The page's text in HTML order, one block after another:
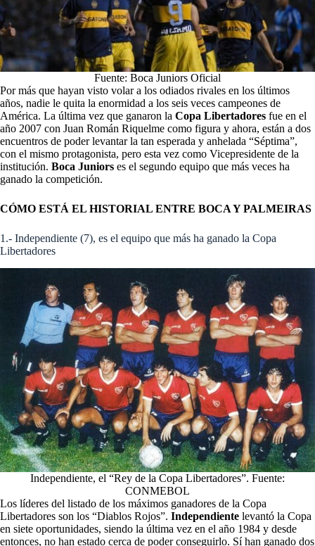
Fuente: Boca Juniors Oficial
Por más que hayan visto volar a los odiados rivales en los últimos
años, nadie le quita la enormidad a los seis veces campeones de
América. La última vez que ganaron la Copa Libertadores fue en el
año 2007 con Juan Román Riquelme como figura y ahora, están a dos
encuentros de poder levantar la tan esperada y anhelada “Séptima”,
con el mismo protagonista, pero esta vez como Vicepresidente de la
institución. Boca Juniors es el segundo equipo que más veces ha
ganado la competición.
CÓMO ESTÁ EL HISTORIAL ENTRE BOCA Y PALMEIRAS
1.- Independiente (7), es el equipo que más ha ganado la Copa
Libertadores
Independiente, el “Rey de la Copa Libertadores”. Fuente:
CONMEBOL
Los líderes del listado de los máximos ganadores de la Copa
Libertadores son los “Diablos Rojos”. Independiente levantó la Copa
en siete oportunidades, siendo la última vez en el año 1984 y desde
entonces, no han estado cerca de poder conseguirlo. Sí han ganado dos